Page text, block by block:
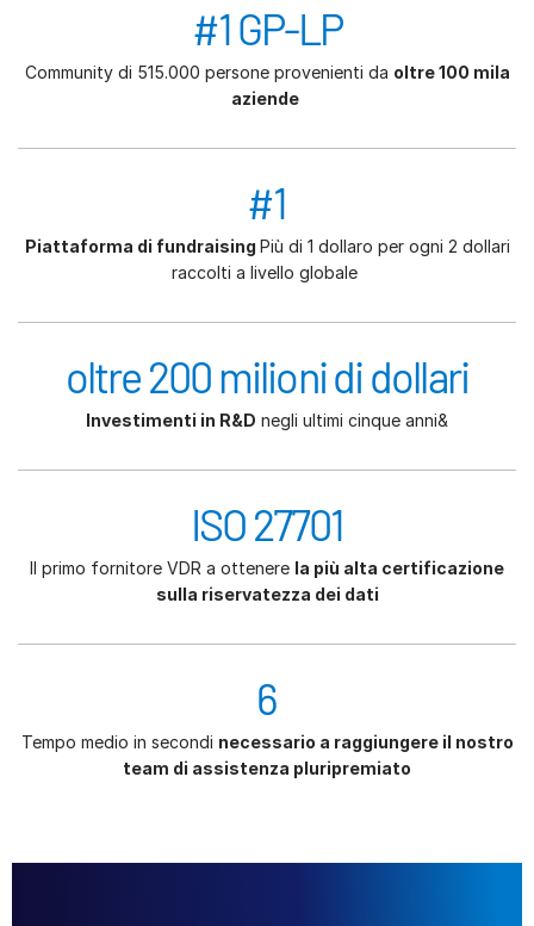
#1 GP-LP
Community di 515.000 persone provenienti da oltre 100 mila
aziende
#1
Piattaforma di fundraising Più di 1 dollaro per ogni 2 dollari
raccolti a livello globale
oltre 200 milioni di dollari
Investimenti in R&D negli ultimi cinque anni&
ISO 27701
Il primo fornitore VDR a ottenere la più alta certificazione
sulla riservatezza dei dati
6
Tempo medio in secondi necessario a raggiungere il nostro
team di assistenza pluripremiato